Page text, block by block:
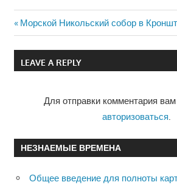
Навигация
по
Previous
Post:
Морской Никольский собор в
LEAVE A REPLY
Для отправки комментария
авторизоваться.
НЕЗНАЕМЫЕ ВРЕМЕНА
Общее введение для полноты